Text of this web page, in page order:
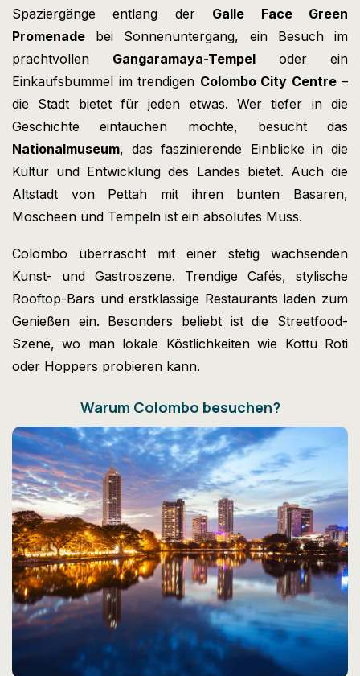
Spaziergänge entlang der Galle Face Green
Promenade bei Sonnenuntergang, ein Besuch im
prachtvollen Gangaramaya-Tempel oder ein
Einkaufsbummel im trendigen Colombo City Centre–
die Stadt bietet für jeden etwas. Wer tiefer in die
Geschichte eintauchen möchte, besucht das
Nationalmuseum, das faszinierende Einblicke in die
Kultur und Entwicklung des Landes bietet. Auch die
Altstadt von Pettah mit ihren bunten Basaren,
Moscheen und Tempeln ist ein absolutes Muss.
Colombo überrascht mit einer stetig wachsenden
Kunst- und Gastroszene. Trendige Cafés, stylische
Rooftop-Bars und erstklassige Restaurants laden zum
Genießen ein. Besonders beliebt ist die Streetfood-
Szene, wo man lokale Köstlichkeiten wie Kottu Roti
oder Hoppers probieren kann.
Warum Colombo besuchen?